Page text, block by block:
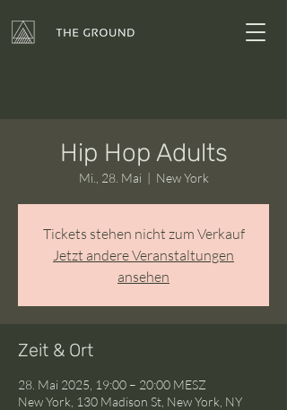
Hip Hop Adults
Mi., 28. Mai
  |
New York
Tickets stehen nicht zum Verkauf
Jetzt andere Veranstaltungen
ansehen
Zeit & Ort
28. Mai 2025, 19:00 – 20:00 MESZ
New York, 130 Madison St, New York, NY